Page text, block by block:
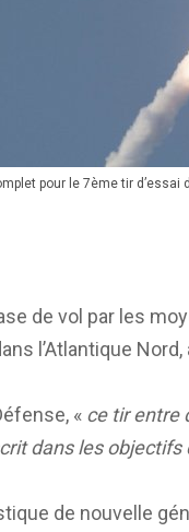
pour le 7ème tir d’essai
de vol par les
l’Atlantique
« ce tir entre
dans les objectifs
de nouvelle